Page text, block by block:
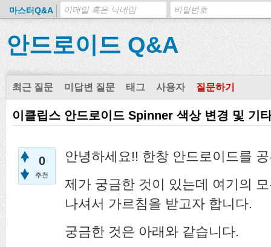
마스터Q&A
안드로이드 Q&A
최근 질문 미답변 질문 태그 사용자 질문하기
이클립스 안드로이드 Spinner 색상 변경 및 기
0
추천
안녕하세요!! 한창 안드로이드를
제가 궁금한 것이 있는데 여기의
나셔서 가르침을 받고자 합니다.
궁금한 것은 아래와 같습니다.